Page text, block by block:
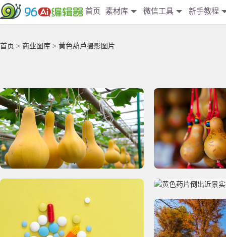
首页 素材库 微信工具 新手教程
首页 > 商业图库 > 黄色葫芦摄影图片